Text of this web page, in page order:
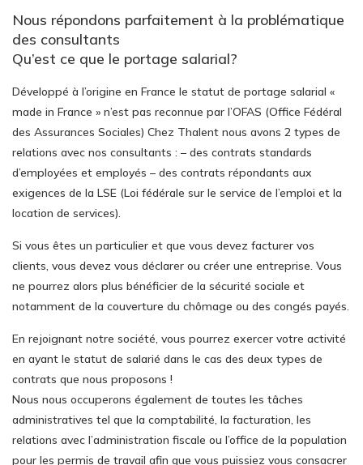
Nous répondons parfaitement à la problématique
des consultants
Qu’est ce que le portage salarial?
Développé à l’origine en France le statut de portage salarial «
made in France » n’est pas reconnue par l’OFAS (Office Fédéral
des Assurances Sociales) Chez Thalent nous avons 2 types de
relations avec nos consultants : – des contrats standards
d’employées et employés – des contrats répondants aux
exigences de la LSE (Loi fédérale sur le service de l’emploi et la
location de services).
Si vous êtes un particulier et que vous devez facturer vos
clients, vous devez vous déclarer ou créer une entreprise. Vous
ne pourrez alors plus bénéficier de la sécurité sociale et
notamment de la couverture du chômage ou des congés payés.
En rejoignant notre société, vous pourrez exercer votre activité
en ayant le statut de salarié dans le cas des deux types de
contrats que nous proposons !
Nous nous occuperons également de toutes les tâches
administratives tel que la comptabilité, la facturation, les
relations avec l’administration fiscale ou l’office de la population
pour les permis de travail afin que vous puissiez vous consacrer